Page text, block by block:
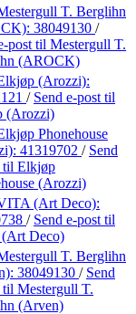
T. Berglihn
38049130 /
post til Mestergull T.
(AROCK)
(Arozzi):
/ Send e-post til
(Arozzi)
Phonehouse
41319702 / Send
til Elkjøp
(Arozzi)
(Art Deco):
/ Send e-post til
Deco)
T. Berglihn
38049130 / Send
til Mestergull T.
(Arven)